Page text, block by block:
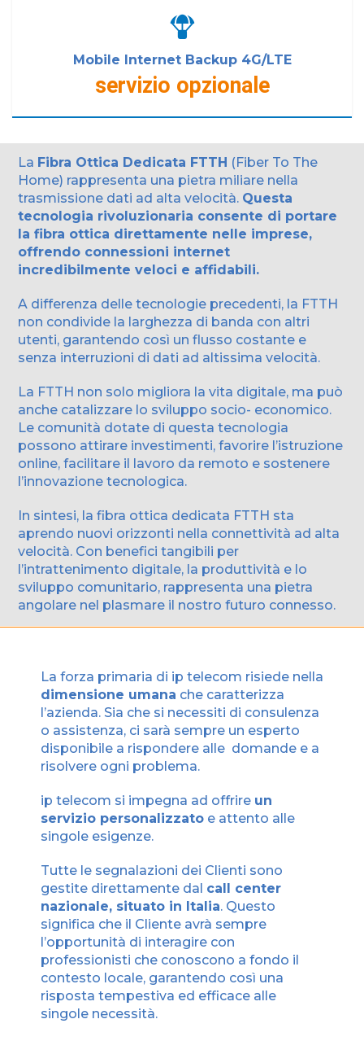
Mobile Internet Backup 4G/LTE
servizio opzionale
La Fibra Ottica Dedicata FTTH (Fiber To The
Home) rappresenta una pietra miliare nella
trasmissione dati ad alta velocità. Questa
tecnologia rivoluzionaria consente di portare
la fibra ottica direttamente nelle imprese,
offrendo connessioni internet
incredibilmente veloci e affidabili.
A differenza delle tecnologie precedenti, la FTTH
non condivide la larghezza di banda con altri
utenti, garantendo così un flusso costante e
senza interruzioni di dati ad altissima velocità.
La FTTH non solo migliora la vita digitale, ma può
anche catalizzare lo sviluppo socio- economico.
Le comunità dotate di questa tecnologia
possono attirare investimenti, favorire l’istruzione
online, facilitare il lavoro da remoto e sostenere
l’innovazione tecnologica.
In sintesi, la fibra ottica dedicata FTTH sta
aprendo nuovi orizzonti nella connettività ad alta
velocità. Con benefici tangibili per
l’intrattenimento digitale, la produttività e lo
sviluppo comunitario, rappresenta una pietra
angolare nel plasmare il nostro futuro connesso.
La forza primaria di ip telecom risiede nella
dimensione umana che caratterizza
l’azienda. Sia che si necessiti di consulenza
o assistenza, ci sarà sempre un esperto
disponibile a rispondere alle domande e a
risolvere ogni problema.
ip telecom si impegna ad offrire un
servizio personalizzato e attento alle
singole esigenze.
Tutte le segnalazioni dei Clienti sono
gestite direttamente dal call center
nazionale, situato in Italia. Questo
significa che il Cliente avrà sempre
l’opportunità di interagire con
professionisti che conoscono a fondo il
contesto locale, garantendo così una
risposta tempestiva ed efficace alle
singole necessità.